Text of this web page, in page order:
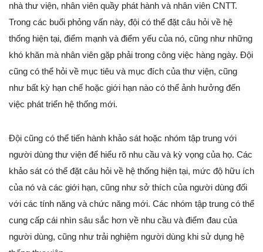
nhà thư viện, nhân viên quầy phát hành và nhân viên CNTT.
Trong các buổi phỏng vấn này, đội có thể đặt câu hỏi về hệ
thống hiện tại, điểm mạnh và điểm yếu của nó, cũng như những
khó khăn mà nhân viên gặp phải trong công việc hàng ngày. Đội
cũng có thể hỏi về mục tiêu và mục đích của thư viện, cũng
như bất kỳ hạn chế hoặc giới hạn nào có thể ảnh hưởng đến
việc phát triển hệ thống mới.
Đội cũng có thể tiến hành khảo sát hoặc nhóm tập trung với
người dùng thư viện để hiểu rõ nhu cầu và kỳ vọng của họ. Các
khảo sát có thể đặt câu hỏi về hệ thống hiện tại, mức độ hữu ích
của nó và các giới hạn, cũng như sở thích của người dùng đối
với các tính năng và chức năng mới. Các nhóm tập trung có thể
cung cấp cái nhìn sâu sắc hơn về nhu cầu và điểm đau của
người dùng, cũng như trải nghiệm người dùng khi sử dụng hệ